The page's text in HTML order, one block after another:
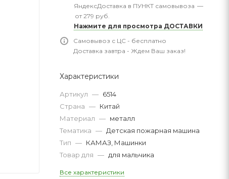
ЯндексДоставка в ПУНКТ самовывоза —
от 279 руб.
Нажмите для просмотра ДОСТАВКИ
Самовывоз с ЦС - бесплатно
Доставка завтра - Ждем Ваш заказ!
Характеристики
Артикул — 6514
Страна — Китай
Материал — металл
Тематика — Детская пожарная машина
Тип — КАМАЗ, Машинки
Товар для — для мальчика
Все характеристики